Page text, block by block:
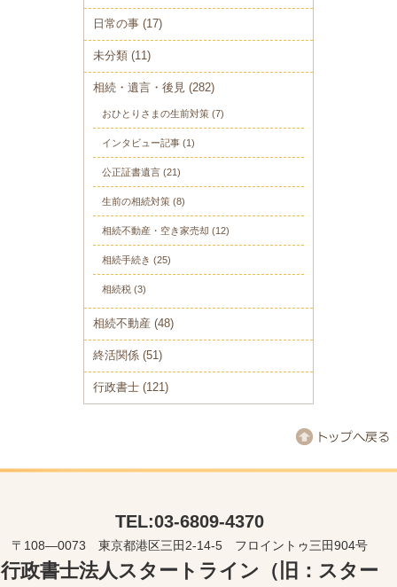
日常の事 (17)
未分類 (11)
相続・遺言・後見 (282)
おひとりさまの生前対策 (7)
インタビュー記事 (1)
公正証書遺言 (21)
生前の相続対策 (8)
相続不動産・空き家売却 (12)
相続手続き (25)
相続税 (3)
相続不動産 (48)
終活関係 (51)
行政書士 (121)
TEL:03-6809-4370
〒108―0073 東京都港区三田2-14-5 フロイントゥ三田904号
行政書士法人スタートライン（旧：スター